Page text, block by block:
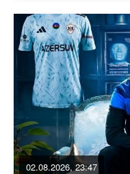
02.08.2026, 23:47